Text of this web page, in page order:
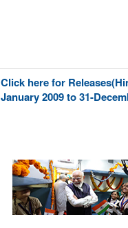
Click here for
January 2009 to 31-